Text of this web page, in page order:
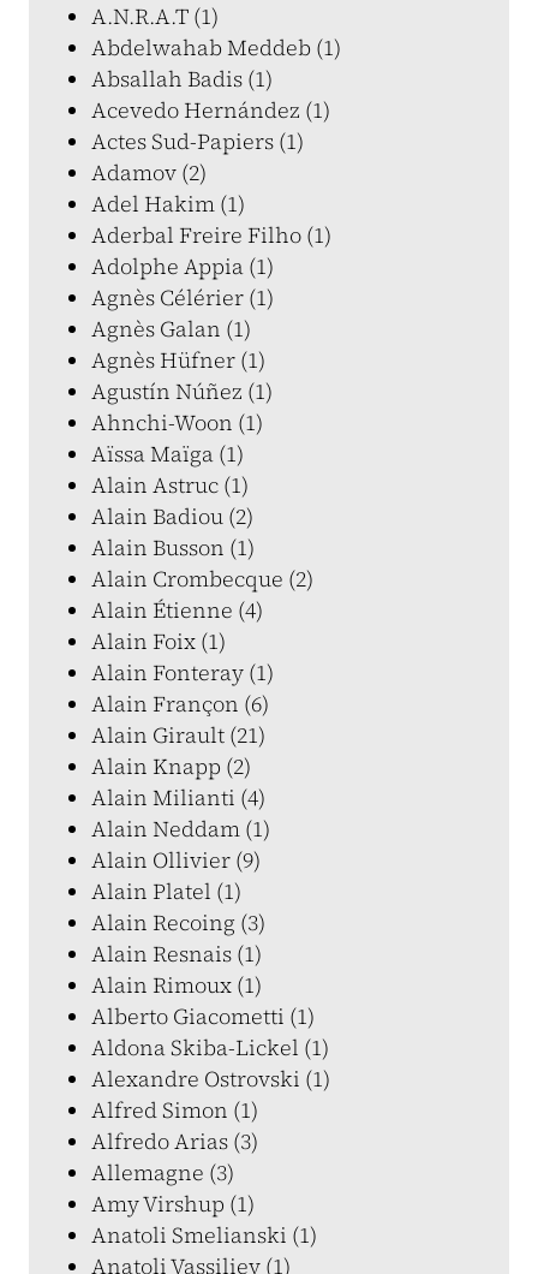
A.N.R.A.T (1)
Abdelwahab Meddeb (1)
Absallah Badis (1)
Acevedo Hernández (1)
Actes Sud-Papiers (1)
Adamov (2)
Adel Hakim (1)
Aderbal Freire Filho (1)
Adolphe Appia (1)
Agnès Célérier (1)
Agnès Galan (1)
Agnès Hüfner (1)
Agustín Núñez (1)
Ahnchi-Woon (1)
Aïssa Maïga (1)
Alain Astruc (1)
Alain Badiou (2)
Alain Busson (1)
Alain Crombecque (2)
Alain Étienne (4)
Alain Foix (1)
Alain Fonteray (1)
Alain Françon (6)
Alain Girault (21)
Alain Knapp (2)
Alain Milianti (4)
Alain Neddam (1)
Alain Ollivier (9)
Alain Platel (1)
Alain Recoing (3)
Alain Resnais (1)
Alain Rimoux (1)
Alberto Giacometti (1)
Aldona Skiba-Lickel (1)
Alexandre Ostrovski (1)
Alfred Simon (1)
Alfredo Arias (3)
Allemagne (3)
Amy Virshup (1)
Anatoli Smelianski (1)
Anatoli Vassiliev (1)